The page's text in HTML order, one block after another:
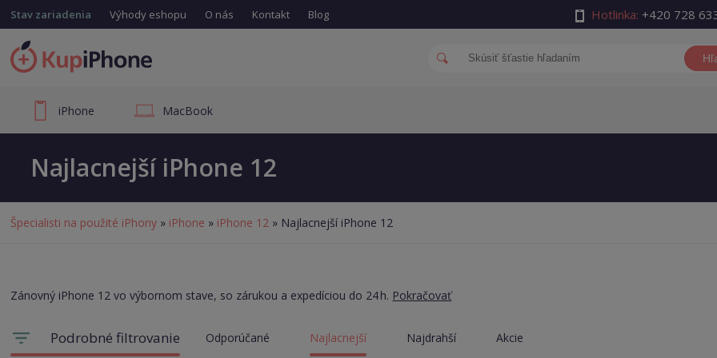
Stav zariadenia Výhody eshopu O nás Kontakt Blog Hotlinka: +420 728
iPhone MacBook
Najlacnejší iPhone 12
Špecialisti na použité iPhony » iPhone » iPhone 12 » Najlacnejší iPhone 12
Zánovný iPhone 12 vo výbornom stave, so zárukou a expedíciou do 24 h. Pokračovať
Podrobné filtrovanie Odporúčané Najlacnejší Najdrahší Akcie